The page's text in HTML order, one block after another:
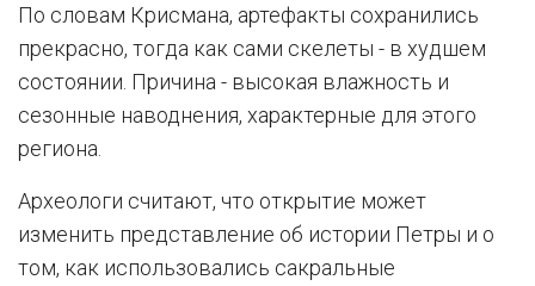
По словам Крисмана, артефакты сохранились
прекрасно, тогда как сами скелеты - в худшем
состоянии. Причина - высокая влажность и
сезонные наводнения, характерные для этого
региона.
Археологи считают, что открытие может
изменить представление об истории Петры и о
том, как использовались сакральные